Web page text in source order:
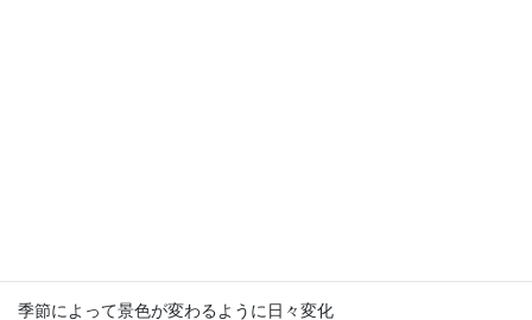
季節によって景色が変わるように日々変化